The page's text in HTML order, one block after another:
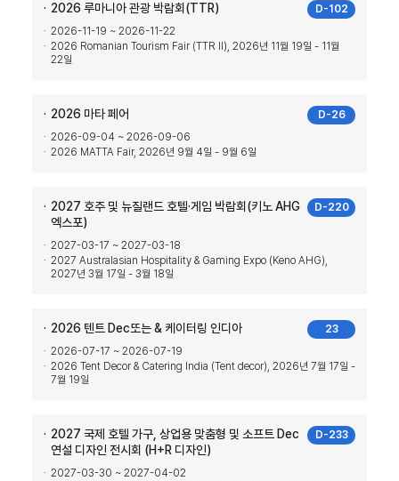
D-102
2026 루마니아 관광 박람회(TTR)
2026-11-19 ~ 2026-11-22
2026 Romanian Tourism Fair (TTR II), 2026년 11월 19일 - 11월
22일
D-26
2026 마타 페어
2026-09-04 ~ 2026-09-06
2026 MATTA Fair, 2026년 9월 4일 - 9월 6일
D-220
2027 호주 및 뉴질랜드 호텔·게임 박람회(키노 AHG
엑스포)
2027-03-17 ~ 2027-03-18
2027 Australasian Hospitality & Gaming Expo (Keno AHG),
2027년 3월 17일 - 3월 18일
23
2026 텐트 Dec또는 & 케이터링 인디아
2026-07-17 ~ 2026-07-19
2026 Tent Decor & Catering India (Tent decor), 2026년 7월 17일 -
7월 19일
D-233
2027 국제 호텔 가구, 상업용 맞춤형 및 소프트 Dec
연설 디자인 전시회 (H+R 디자인)
2027-03-30 ~ 2027-04-02